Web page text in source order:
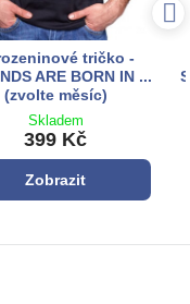
tričko -
ARE BORN IN ...
(zvolte měsíc)
Skladem
399 Kč
Zobrazit